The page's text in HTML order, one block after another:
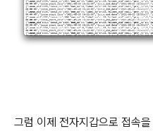
그럼 이제 전자지갑으로 접속